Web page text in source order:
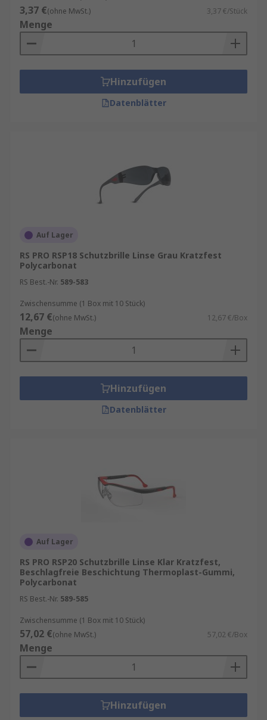
3,37 €(ohne MwSt.) 3,37 €/Stück
Menge
Hinzufügen
Datenblätter
Auf Lager
RS PRO RSP18 Schutzbrille Linse Grau Kratzfest
Polycarbonat
RS Best.-Nr. 589-583
Zwischensumme (1 Box mit 10 Stück)
12,67 €(ohne MwSt.) 12,67 €/Box
Menge
Hinzufügen
Datenblätter
Auf Lager
RS PRO RSP20 Schutzbrille Linse Klar Kratzfest,
Beschlagfreie Beschichtung Thermoplast-Gummi,
Polycarbonat
RS Best.-Nr. 589-585
Zwischensumme (1 Box mit 10 Stück)
57,02 €(ohne MwSt.) 57,02 €/Box
Menge
Hinzufügen